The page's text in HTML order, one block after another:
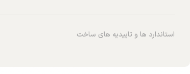
استاندارد ها و تاییدیه های ساخت